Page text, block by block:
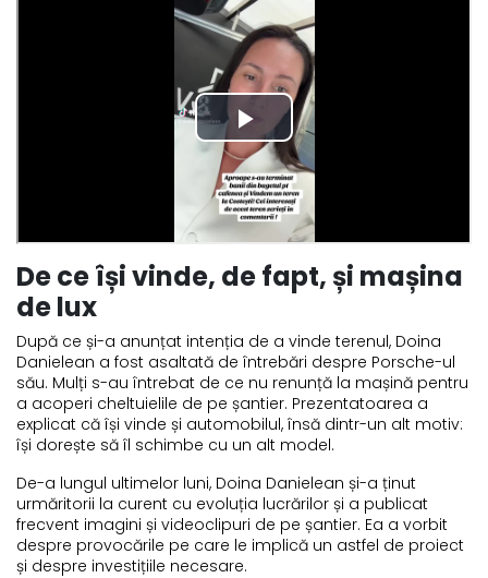
De ce își vinde, de fapt, și mașina
de lux
După ce și-a anunțat intenția de a vinde terenul, Doina
Danielean a fost asaltată de întrebări despre Porsche-ul
său. Mulți s-au întrebat de ce nu renunță la mașină pentru
a acoperi cheltuielile de pe șantier. Prezentatoarea a
explicat că își vinde și automobilul, însă dintr-un alt motiv:
își dorește să îl schimbe cu un alt model.
De-a lungul ultimelor luni, Doina Danielean și-a ținut
urmăritorii la curent cu evoluția lucrărilor și a publicat
frecvent imagini și videoclipuri de pe șantier. Ea a vorbit
despre provocările pe care le implică un astfel de proiect
și despre investițiile necesare.